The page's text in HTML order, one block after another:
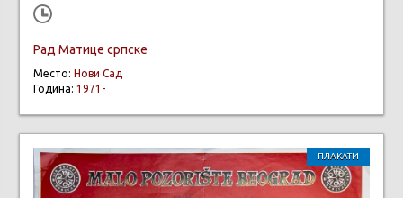
Рад Матице српске
Место: Нови Сад
Година: 1971-
ПЛАКАТИ